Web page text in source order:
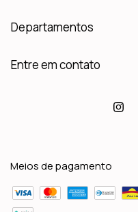
Departamentos
Entre em contato
Meios de pagamento